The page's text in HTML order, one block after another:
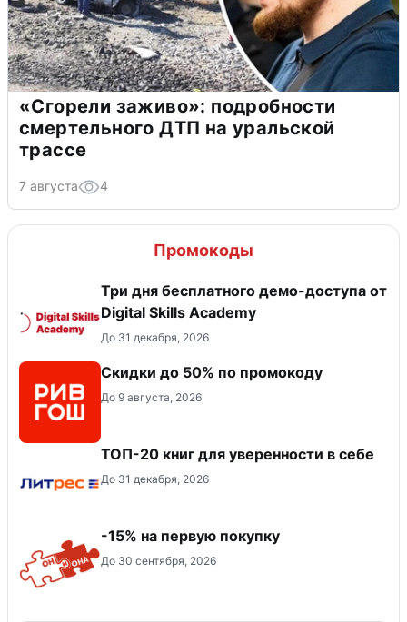
«Сгорели заживо»: подробности
смертельного ДТП на уральской
трассе
7 августа 4
Промокоды
Три дня бесплатного демо-доступа от
Digital Skills Academy
До 31 декабря, 2026
Скидки до 50% по промокоду
До 9 августа, 2026
ТОП-20 книг для уверенности в себе
До 31 декабря, 2026
-15% на первую покупку
До 30 сентября, 2026